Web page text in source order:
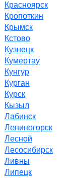
Красноярск
Кропоткин
Крымск
Кстово
Кузнецк
Кумертау
Кунгур
Курган
Курск
Кызыл
Лабинск
Лениногорск
Лесной
Лесосибирск
Ливны
Липецк